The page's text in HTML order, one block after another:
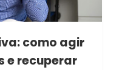
como agir
e recuperar